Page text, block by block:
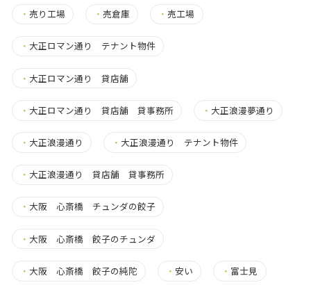
・ 売り工場 ・ 売倉庫 ・ 売工場
・ 大正ロマン通り テナント物件
・ 大正ロマン通り 貸店舗
・ 大正ロマン通り 貸店舗 貸事務所 ・ 大正浪漫夢通り
・ 大正浪漫通り ・ 大正浪漫通り テナント物件
・ 大正浪漫通り 貸店舗 貸事務所
・ 大阪 心斎橋 チュンダの餃子
・ 大阪 心斎橋 餃子のチュンダ
・ 大阪 心斎橋 餃子の純陀 ・安い ・ 富士見